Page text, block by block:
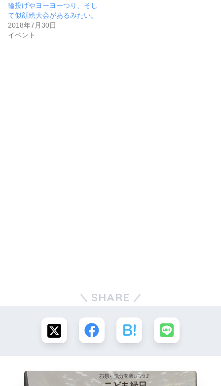
輪投げやヨーヨーつり、そし
て似顔絵大会があるみたい。
2018年7月30日
イベント
SHARE